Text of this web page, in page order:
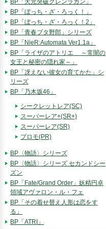
BP「天元突破グレンラガン」
BP「ぼっち・ざ・ろっく！」
BP「ぼっち・ざ・ろっく！2」
BP「青春ブタ野郎」シリーズ
BP「NieR:Automata Ver1.1a」
BP「ライザのアトリエ ～常闇の
女王と秘密の隠れ家～」
BP「冴えない彼女の育てかた」シ
リーズ
BP「乃木坂46」
シークレットレア(SC)
スーパーレア+(SR+)
スーパーレア(SR)
プロモ(PR)
BP〈物語〉シリーズ
BP〈物語〉シリーズ セカンドシー
ズン
BP「Fate/Grand Order」妖精円卓
領域アヴァロン・ル・フェ
BP「その着せ替え人形は恋をす
る」
BP「ATRI」